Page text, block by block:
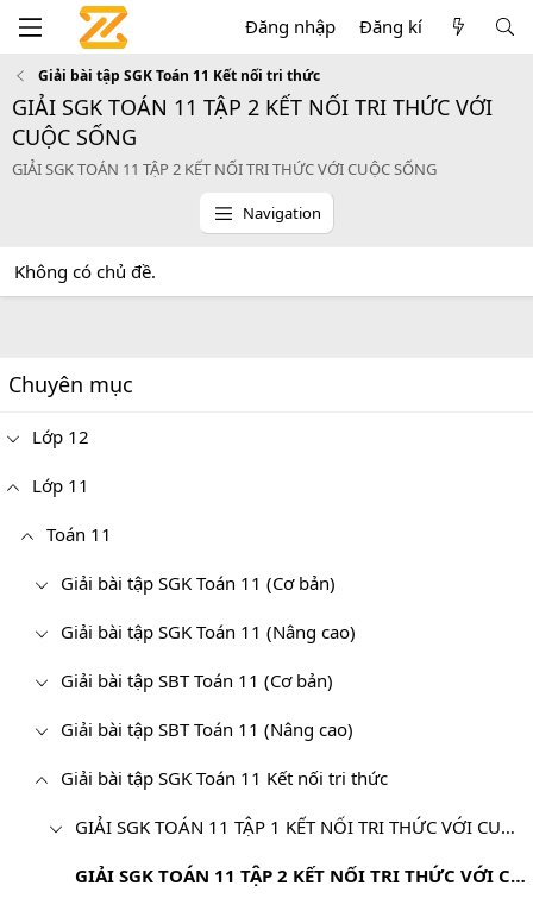
Đăng nhập Đăng kí
Giải bài tập SGK Toán 11 Kết nối tri thức
GIẢI SGK TOÁN 11 TẬP 2 KẾT NỐI TRI THỨC VỚI
CUỘC SỐNG
GIẢI SGK TOÁN 11 TẬP 2 KẾT NỐI TRI THỨC VỚI CUỘC SỐNG
Navigation
Không có chủ đề.
Chuyên mục
Lớp 12
Lớp 11
Toán 11
Giải bài tập SGK Toán 11 (Cơ bản)
Giải bài tập SGK Toán 11 (Nâng cao)
Giải bài tập SBT Toán 11 (Cơ bản)
Giải bài tập SBT Toán 11 (Nâng cao)
Giải bài tập SGK Toán 11 Kết nối tri thức
GIẢI SGK TOÁN 11 TẬP 1 KẾT NỐI TRI THỨC VỚI CUỘC SỐNG
GIẢI SGK TOÁN 11 TẬP 2 KẾT NỐI TRI THỨC VỚI CUỘC SỐNG